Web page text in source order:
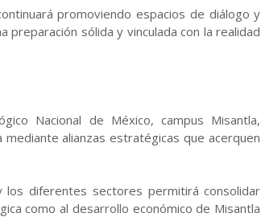
promoviendo espacios de diálogo y
sólida y vinculada con la realidad
Nacional de México, campus Misantla,
alianzas estratégicas que acerquen
diferentes sectores permitirá consolidar
como al desarrollo económico de Misantla